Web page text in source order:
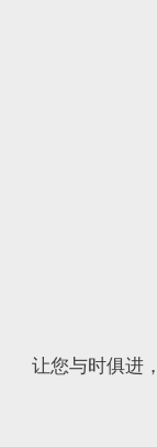
让您与时俱进